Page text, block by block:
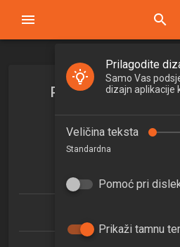
search
Posebna poglavlja
Special chapters on
2025/2026
Prilagodite
dizajn aplikacije
Veličina teksta
Standardna
Pomoć pri
Prikaži tamnu